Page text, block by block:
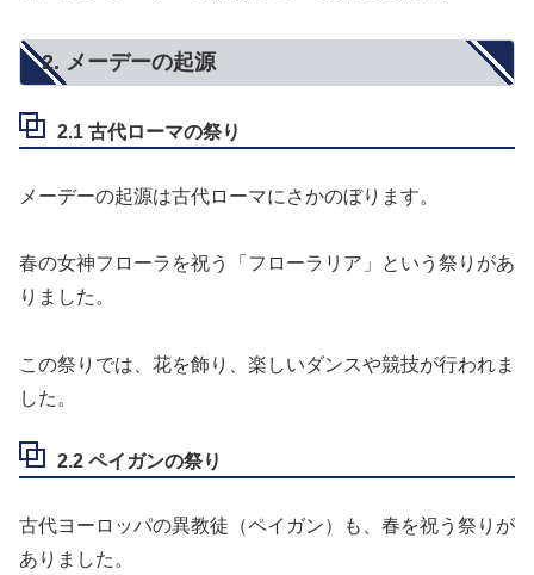
2. メーデーの起源
2.1 古代ローマの祭り
メーデーの起源は古代ローマにさかのぼります。
春の女神フローラを祝う「フローラリア」という祭りがあ
りました。
この祭りでは、花を飾り、楽しいダンスや競技が行われま
した。
2.2 ペイガンの祭り
古代ヨーロッパの異教徒（ペイガン）も、春を祝う祭りが
ありました。